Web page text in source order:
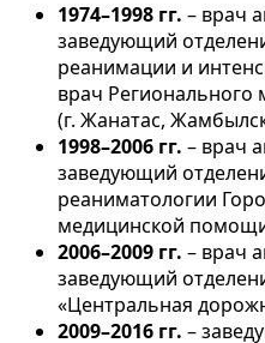
1974–1998 гг. – врач
заведующий
реанимации и
врач Регионального
(г. Жанатас,
1998–2006 гг. – врач
заведующий
реаниматологии
медицинской
2006–2009 гг. – врач
заведующий
«Центральная
2009–2016 гг. –